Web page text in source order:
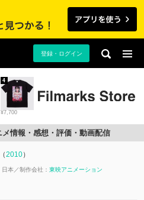
登録・ログイン
¥7,700
4
情報・感想・評価・動画配信
（2010）
日本 制作会社： 東映アニメーション